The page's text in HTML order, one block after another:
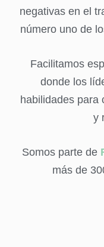
negativas en el
número uno de
Facilitamos
donde los
habilidades para
y
Somos parte de
más de